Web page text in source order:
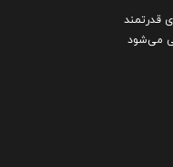
قدرتمند
می‌شود